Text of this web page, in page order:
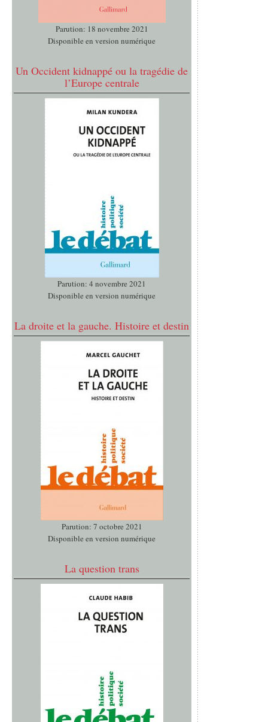
Parution: 18 novembre 2021
Disponible en version numérique
Un Occident kidnappé ou la tragédie de
l’Europe centrale
Parution: 4 novembre 2021
Disponible en version numérique
La droite et la gauche. Histoire et destin
Parution: 7 octobre 2021
Disponible en version numérique
La question trans